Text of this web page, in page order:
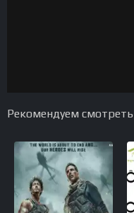
Рекомендуем смотреть